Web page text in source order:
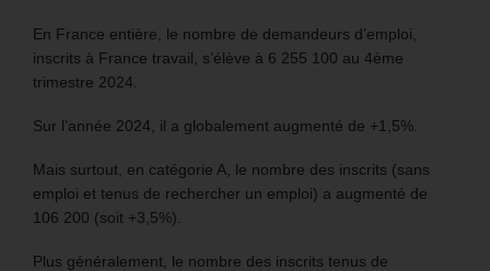
En France entière, le nombre de demandeurs d’emploi,
inscrits à France travail, s’élève à 6 255 100 au 4ème
trimestre 2024.
Sur l’année 2024, il a globalement augmenté de +1,5%.
Mais surtout, en catégorie A, le nombre des inscrits (sans
emploi et tenus de rechercher un emploi) a augmenté de
106 200 (soit +3,5%).
Plus généralement, le nombre des inscrits tenus de